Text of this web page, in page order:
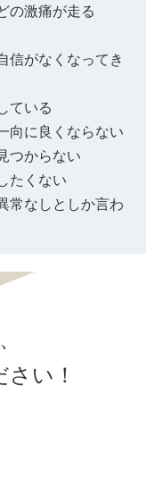
の激痛が走る
信がなくなってき
ている
向に良くならない
つからない
たくない
常なしとしか言わ
い！